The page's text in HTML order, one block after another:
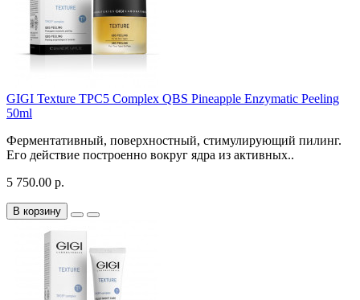
GIGI Texture TPC5 Complex QBS Pineapple Enzymatic Peeling
50ml
Ферментативный, поверхностный, стимулирующий пилинг.
Его действие построенно вокруг ядра из активных..
5 750.00 р.
В корзину